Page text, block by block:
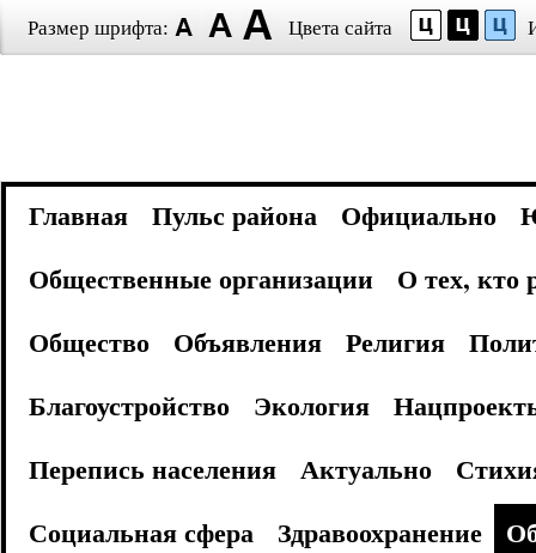
Размер шрифта: Цвета сайта
Главная Пульс района Официально
Общественные организации
О тех, кто
Общество
Объявления Религия
Благоустройство
Экология
Перепись населения
Актуально
Социальная сфера
Здравоохранение